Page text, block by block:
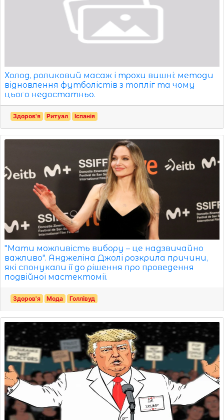
Холод, роликовий масаж і трохи вишні: методи
відновлення футболістів з топліг та чому
цього недостатньо.
Здоров'я Ритуал Іспанія
"Мати можливість вибору – це надзвичайно
важливо". Анджеліна Джолі розкрила причини,
які спонукали її до рішення про проведення
подвійної мастектомії.
Здоров'я Мода Голлівуд